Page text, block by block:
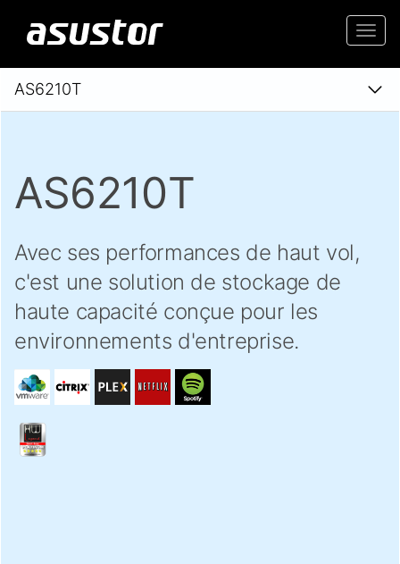
AS6210T
AS6210T
Avec ses performances de haut vol,
c'est une solution de stockage de
haute capacité conçue pour les
environnements d'entreprise.